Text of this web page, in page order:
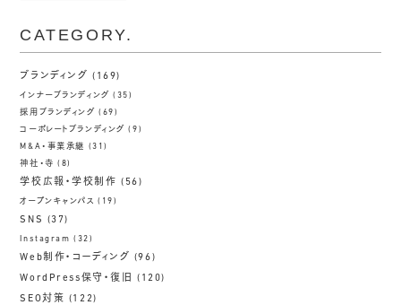
CATEGORY.
ブランディング (169)
インナーブランディング (35)
採用ブランディング (69)
コーポレートブランディング (9)
M&A・事業承継 (31)
神社・寺 (8)
学校広報・学校制作 (56)
オープンキャンパス (19)
SNS (37)
Instagram (32)
Web制作・コーディング (96)
WordPress保守・復旧 (120)
SEO対策 (122)